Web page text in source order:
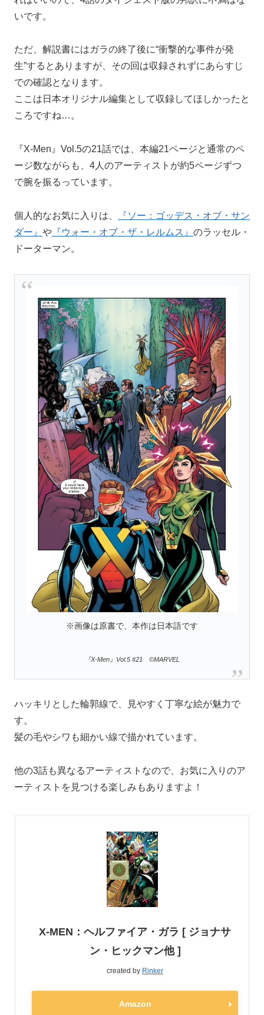
いです。
ただ、解説書にはガラの終了後に“衝撃的な事件が発
生”するとありますが、その回は収録されずにあらすじ
での確認となります。
ここは日本オリジナル編集として収録してほしかったと
ころですね…。
『X-Men』Vol.5の21話では、本編21ページと通常のペ
ージ数ながらも、4人のアーティストが約5ページずつ
で腕を振るっています。
個人的なお気に入りは、
『ソー：ゴッデス・オブ・サン
ダー』 や 『ウォー・オブ・ザ・レルムス』 のラッセル・
ドーターマン。
※画像は原書で、本作は日本語です
『X-Men』Vol.5 #21 ©MARVEL
ハッキリとした輪郭線で、見やすく丁寧な絵が魅力で
す。
髪の毛やシワも細かい線で描かれています。
他の3話も異なるアーティストなので、お気に入りのア
ーティストを見つける楽しみもありますよ！
X-MEN：ヘルファイア・ガラ [ ジョナサ
ン・ヒックマン他 ]
created by Rinker
Amazon